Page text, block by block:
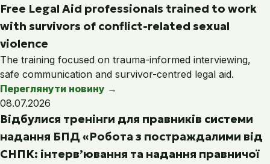
Free Legal Aid professionals trained to work
with survivors of conflict-related sexual
violence
The training focused on trauma-informed interviewing,
safe communication and survivor-centred legal aid.
Переглянути новину →
08.07.2026
Відбулися тренінги для правників системи
надання БПД «Робота з постраждалими від
СНПК: інтерв’ювання та надання правничої